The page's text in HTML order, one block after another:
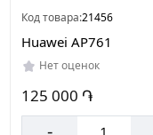
Код товара:21456
Huawei AP761
Нет оценок
125 000 ֏